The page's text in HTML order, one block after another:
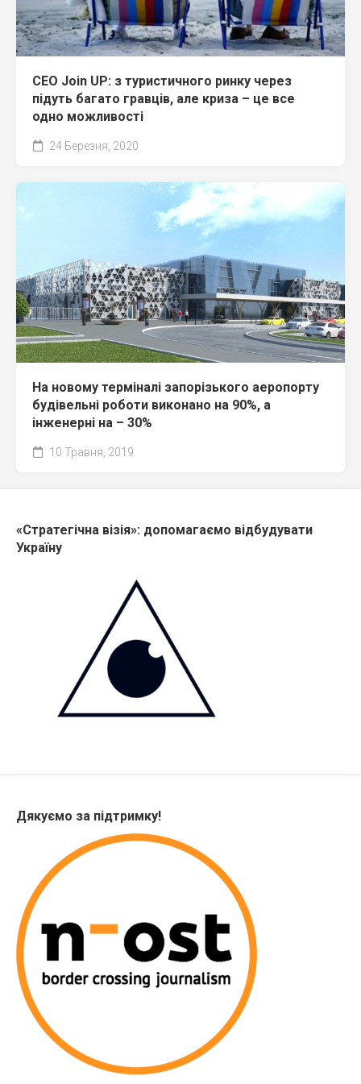
CEO Join UP: з туристичного ринку через
підуть багато гравців, але криза – це все
одно можливості
24 Березня, 2020
На новому терміналі запорізького аеропорту
будівельні роботи виконано на 90%, а
інженерні на – 30%
10 Травня, 2019
«Стратегічна візія»: допомагаємо відбудувати
Україну
Дякуємо за підтримку!